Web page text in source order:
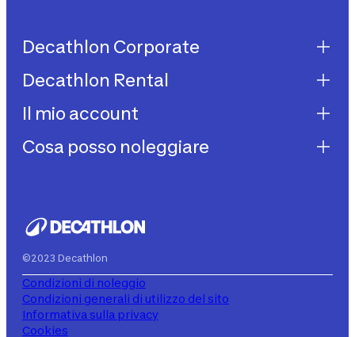
Decathlon Corporate
Decathlon United
Lavora con noi
Impegni sostenibilità
Decathlon Rental
Decathlon Rental
Come funziona?
Aiuto
Il mio account
I miei acquisti
Cosa posso noleggiare
©2023 Decathlon
Condizioni di noleggio
Condizioni generali di utilizzo del sito
Informativa sulla privacy
Cookies